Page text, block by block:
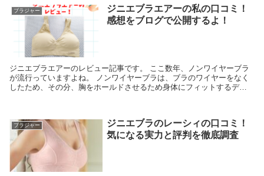
ブラジャー
ジニエブラエアーの私の口コミ！
感想をブログで公開するよ！
ジニエブラエアーのレビュー記事です。 ここ数年、ノンワイヤーブラ
が流行っていますよね。 ノンワイヤーブラは、ブラのワイヤーをなく
したため、その分、胸をホールドさせるため身体にフィットするデザ
ブラジャー
ジニエブラのレーシィの口コミ！
気になる実力と評判を徹底調査